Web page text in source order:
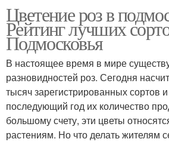
Цветение роз в
Рейтинг лучших
Подмосковья
В настоящее время в мире
разновидностей роз. Сегодня
тысяч зарегистрированных сортов
последующий год их количество
большому счету, эти цветы
растениям. Но что делать жителям